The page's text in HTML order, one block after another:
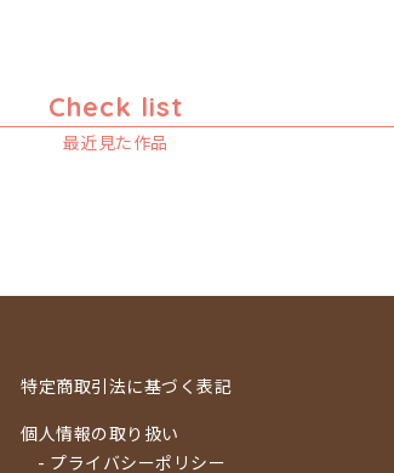
Check list
最近見た作品
特定商取引法に基づく表記
個人情報の取り扱い
- プライバシーポリシー